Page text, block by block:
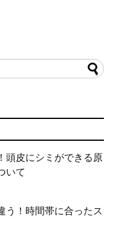
頭皮にシミができる原
いて
う！時間帯に合ったス